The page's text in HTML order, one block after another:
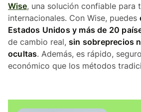
Wise, una solución confiable para
internacionales. Con Wise, puedes
Estados Unidos y más de 20
de cambio real, sin sobreprecios
ocultas. Además, es rápido,
económico que los métodos